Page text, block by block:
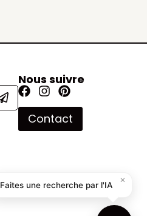
Nous suivre
Contact
Faites une recherche par l'IA
✕